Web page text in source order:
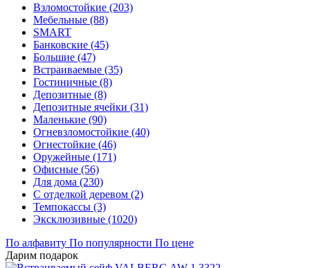
Взломостойкие (203)
Мебельные (88)
SMART
Банковские (45)
Большие (47)
Встраиваемые (35)
Гостиничные (8)
Депозитные (8)
Депозитные ячейки (31)
Маленькие (90)
Огневзломостойкие (40)
Огнестойкие (46)
Оружейные (171)
Офисные (56)
Для дома (230)
С отделкой деревом (2)
Темпокассы (3)
Эксклюзивные (1020)
По алфавиту По популярности По цене
Дарим подарок